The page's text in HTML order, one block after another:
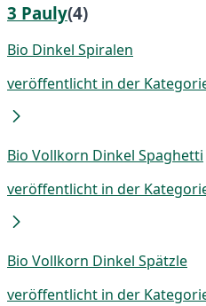
3 Pauly(4)
Bio Dinkel Spiralen
veröffentlicht in der
Bio Vollkorn Dinkel Spaghetti
veröffentlicht in der
Bio Vollkorn Dinkel Spätzle
veröffentlicht in der